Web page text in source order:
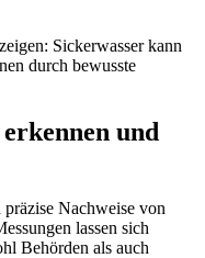
Sickerwasser kann
durch bewusste
und
Nachweise von
lassen sich
Behörden als auch